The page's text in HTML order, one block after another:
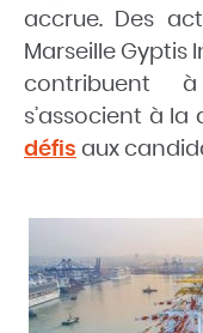
accrue. Des
Marseille Gyptis
contribuent
s’associent à
défis aux